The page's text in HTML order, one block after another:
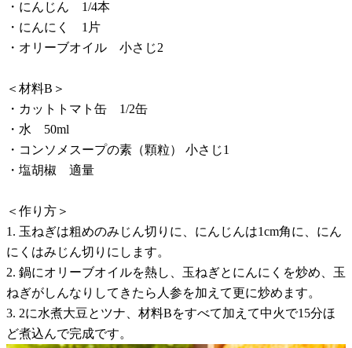
・にんじん 1/4本
・にんにく 1片
・オリーブオイル 小さじ2
＜材料B＞
・カットトマト缶 1/2缶
・水 50ml
・コンソメスープの素（顆粒） 小さじ1
・塩胡椒 適量
＜作り方＞
1. 玉ねぎは粗めのみじん切りに、にんじんは1cm角に、にん
にくはみじん切りにします。
2. 鍋にオリーブオイルを熱し、玉ねぎとにんにくを炒め、玉
ねぎがしんなりしてきたら人参を加えて更に炒めます。
3. 2に水煮大豆とツナ、材料Bをすべて加えて中火で15分ほ
ど煮込んで完成です。